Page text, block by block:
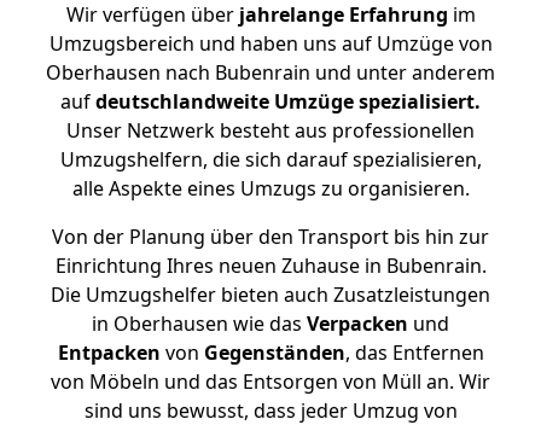
Wir verfügen überjahrelange Erfahrung im
Umzugsbereich und haben uns auf Umzüge von
Oberhausen nach Bubenrain und unter anderem
aufdeutschlandweite Umzüge spezialisiert.
Unser Netzwerk besteht aus professionellen
Umzugshelfern, die sich darauf spezialisieren,
alle Aspekte eines Umzugs zu organisieren.
Von der Planung über den Transport bis hin zur
Einrichtung Ihres neuen Zuhause in Bubenrain.
Die Umzugshelfer bieten auch Zusatzleistungen
in Oberhausen wie das Verpacken und
Entpacken von Gegenständen, das Entfernen
von Möbeln und das Entsorgen von Müll an. Wir
sind uns bewusst, dass jeder Umzug von